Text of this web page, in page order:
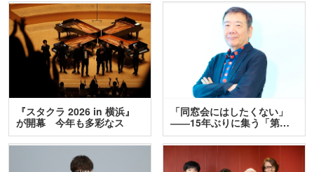
『スタクラ 2026 in 横浜』
が開幕 今年も多彩なス
テ…
「同窓会にはしたくない」
――15年ぶりに集う「第…